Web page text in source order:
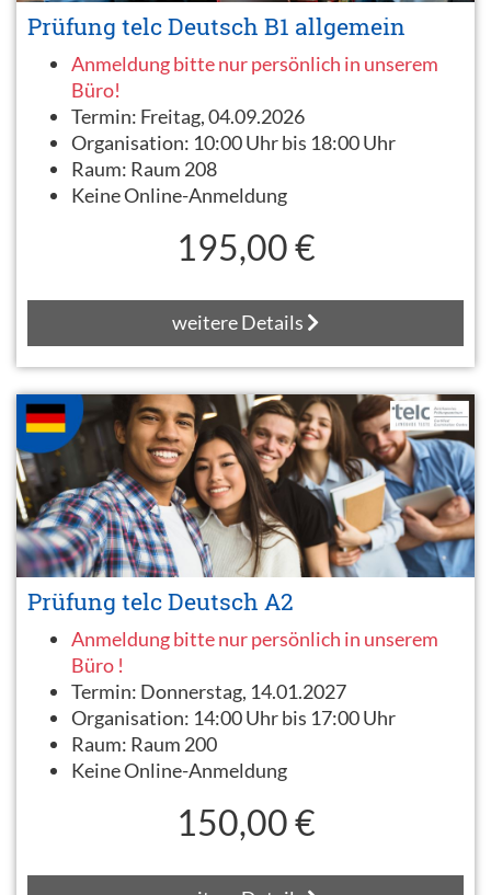
Prüfung telc Deutsch B1 allgemein
Anmeldung bitte nur persönlich in unserem
Büro!
Termin: Freitag, 04.09.2026
Organisation: 10:00 Uhr bis 18:00 Uhr
Raum: Raum 208
Keine Online-Anmeldung
195,00 €
weitere Details
Prüfung telc Deutsch A2
Anmeldung bitte nur persönlich in unserem
Büro !
Termin: Donnerstag, 14.01.2027
Organisation: 14:00 Uhr bis 17:00 Uhr
Raum: Raum 200
Keine Online-Anmeldung
150,00 €